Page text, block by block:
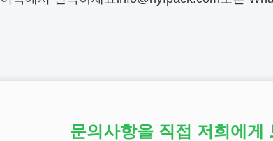
문의사항을 직접 저희에게